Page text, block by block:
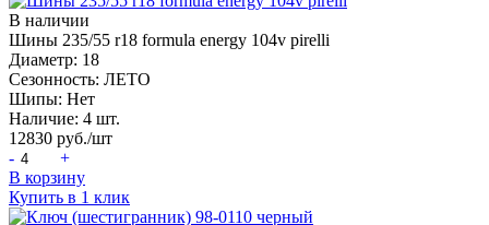
В наличии
Шины 235/55 r18 formula energy 104v pirelli
Диаметр: 18
Сезонность: ЛЕТО
Шипы: Нет
Наличие: 4 шт.
12830 руб./шт
-
+
В корзину
Купить в 1 клик